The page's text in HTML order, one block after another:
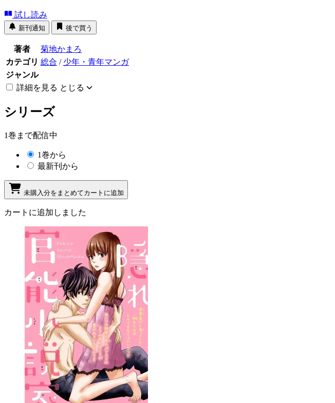
試し読み
新刊通知 後で買う
著者
菊地かまろ
カテゴリ 総合 / 少年・青年マンガ
ジャンル
詳細を見る とじる
シリーズ
1巻まで配信中
1巻から
最新刊から
未購入分をまとめてカートに追加
カートに追加しました